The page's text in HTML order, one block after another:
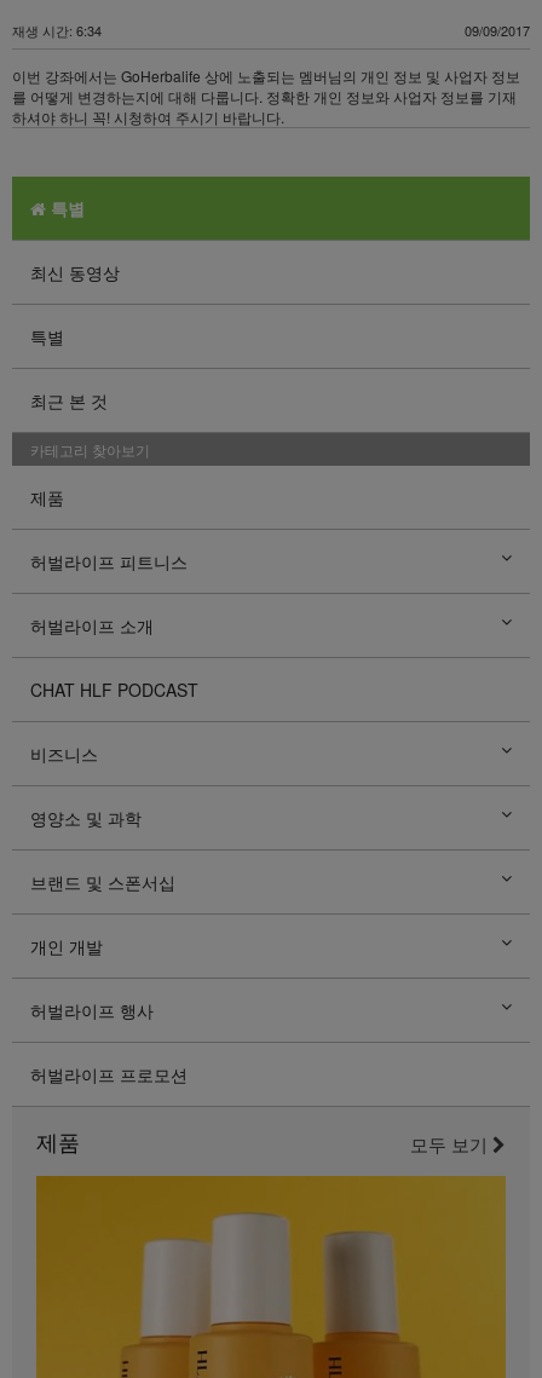
재생 시간: 6:34 09/09/2017
이번 강좌에서는 GoHerbalife 상에 노출되는 멤버님의 개인 정보 및 사업자 정보
를 어떻게 변경하는지에 대해 다룹니다. 정확한 개인 정보와 사업자 정보를 기재
하셔야 하니 꼭! 시청하여 주시기 바랍니다.
특별
최신 동영상
특별
최근 본 것
카테고리 찾아보기
제품
허벌라이프 피트니스
허벌라이프 소개
CHAT HLF PODCAST
비즈니스
영양소 및 과학
브랜드 및 스폰서십
개인 개발
허벌라이프 행사
허벌라이프 프로모션
제품 모두 보기